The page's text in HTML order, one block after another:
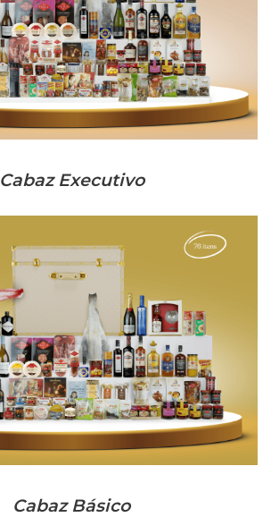
Cabaz Executivo
Cabaz Básico